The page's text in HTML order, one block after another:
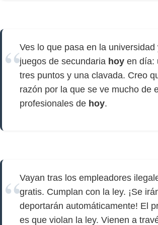
Ves lo que pasa en la universidad
juegos de secundaria hoy en día:
tres puntos y una clavada. Creo
razón por la que se ve mucho de
profesionales de hoy.
Vayan tras los empleadores
gratis. Cumplan con la ley. ¡Se
deportarán automáticamente! El
es que violan la ley. Vienen a